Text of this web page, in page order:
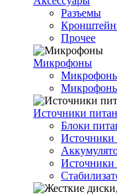
Разъемы
Прочее
Микрофоны
Источники
Блоки
Источники
Источники